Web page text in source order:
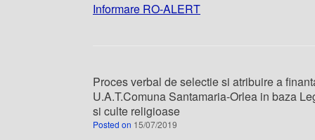
Informare RO-ALERT
Proces verbal de selectie si atribuire a
U.A.T.Comuna Santamaria-Orlea in baza
si culte religioase
Posted on 15/07/2019